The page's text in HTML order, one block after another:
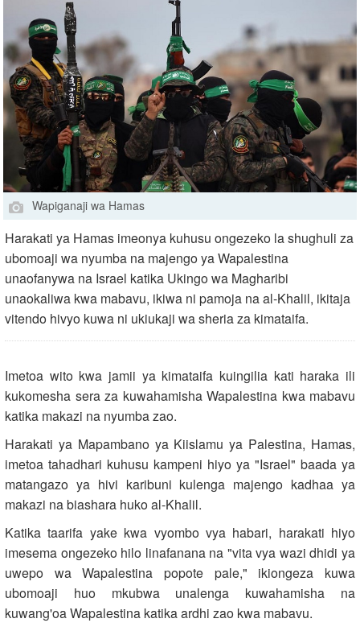
Wapiganaji wa Hamas
Harakati ya Hamas imeonya kuhusu ongezeko la shughuli za
ubomoaji wa nyumba na majengo ya Wapalestina
unaofanywa na Israel katika Ukingo wa Magharibi
unaokaliwa kwa mabavu, ikiwa ni pamoja na al-Khalil, ikitaja
vitendo hivyo kuwa ni ukiukaji wa sheria za kimataifa.
Imetoa wito kwa jamii ya kimataifa kuingilia kati haraka ili
kukomesha sera za kuwahamisha Wapalestina kwa mabavu
katika makazi na nyumba zao.
Harakati ya Mapambano ya Kiislamu ya Palestina, Hamas,
imetoa tahadhari kuhusu kampeni hiyo ya "Israel" baada ya
matangazo ya hivi karibuni kulenga majengo kadhaa ya
makazi na biashara huko al-Khalil.
Katika taarifa yake kwa vyombo vya habari, harakati hiyo
imesema ongezeko hilo linafanana na "vita vya wazi dhidi ya
uwepo wa Wapalestina popote pale," ikiongeza kuwa
ubomoaji huo mkubwa unalenga kuwahamisha na
kuwang'oa Wapalestina katika ardhi zao kwa mabavu.